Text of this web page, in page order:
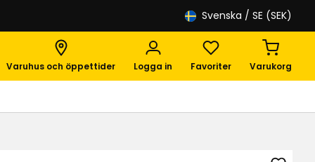
Svenska / SE (SEK)
Varuhus och öppettider Logga in Favoriter Varukorg